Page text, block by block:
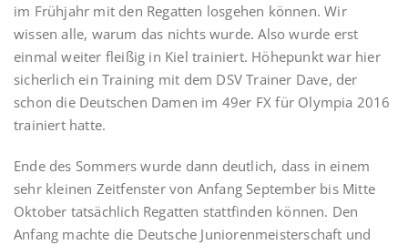
im Frühjahr mit den Regatten losgehen können. Wir
wissen alle, warum das nichts wurde. Also wurde erst
einmal weiter fleißig in Kiel trainiert. Höhepunkt war hier
sicherlich ein Training mit dem DSV Trainer Dave, der
schon die Deutschen Damen im 49er FX für Olympia 2016
trainiert hatte.
Ende des Sommers wurde dann deutlich, dass in einem
sehr kleinen Zeitfenster von Anfang September bis Mitte
Oktober tatsächlich Regatten stattfinden können. Den
Anfang machte die Deutsche Juniorenmeisterschaft und